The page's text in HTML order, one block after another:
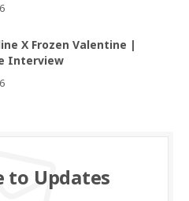
X Frozen Valentine |
Interview
to Updates